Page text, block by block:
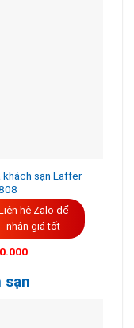
khách sạn Laffer
hệ Zalo để
nhận giá tốt
sạn